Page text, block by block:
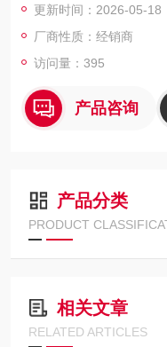
0%）6 mm, 250 mm 距离
建议的实现理想性能的触
更新时间：2026-05-18
厂商性质：经销商
访问量：395
产品咨询
产品分类
PRODUCT
相关文章
RELATED ARTICLES